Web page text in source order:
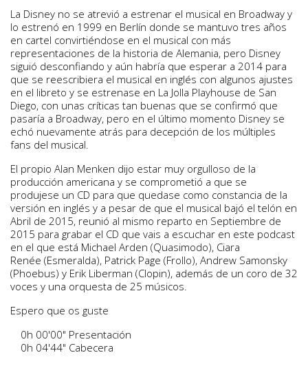
La Disney no se atrevió a estrenar el musical en Broadway y
lo estrenó en 1999 en Berlín donde se mantuvo tres años
en cartel convirtiéndose en el musical con más
representaciones de la historia de Alemania, pero Disney
siguió desconfiando y aún habría que esperar a 2014 para
que se reescribiera el musical en inglés con algunos ajustes
en el libreto y se estrenase en La Jolla Playhouse de San
Diego, con unas críticas tan buenas que se confirmó que
pasaría a Broadway, pero en el último momento Disney se
echó nuevamente atrás para decepción de los múltiples
fans del musical.
El propio Alan Menken dijo estar muy orgulloso de la
producción americana y se comprometió a que se
produjese un CD para que quedase como constancia de la
versión en inglés y a pesar de que el musical bajó el telón en
Abril de 2015, reunió al mismo reparto en Septiembre de
2015 para grabar el CD que vais a escuchar en este podcast
en el que está Michael Arden (Quasimodo), Ciara
Renée (Esmeralda), Patrick Page (Frollo), Andrew Samonsky
(Phoebus) y Erik Liberman (Clopin), además de un coro de 32
voces y una orquesta de 25 músicos.
Espero que os guste
0h 00'00" Presentación
0h 04'44" Cabecera